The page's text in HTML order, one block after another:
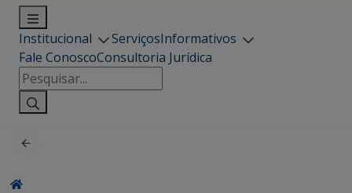
Institucional ServiçosInformativos
Fale ConoscoConsultoria Jurídica
Pesquisar
por: